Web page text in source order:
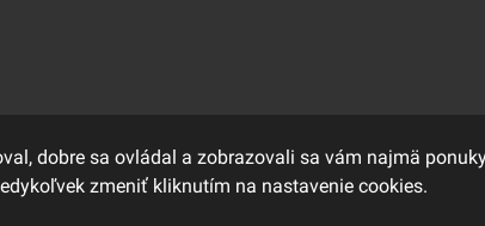
dobre sa ovládal a zobrazovali sa vám najmä
zmeniť kliknutím na nastavenie cookies.